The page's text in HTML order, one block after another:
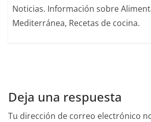
Noticias. Información sobre
Mediterránea, Recetas de cocina.
Deja una respuesta
Tu dirección de correo electrónico